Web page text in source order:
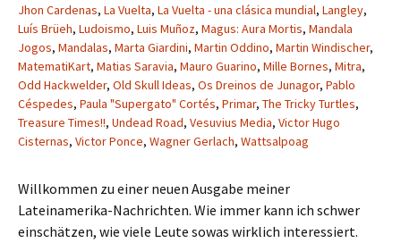
Jhon Cardenas, La Vuelta, La Vuelta - una clásica mundial, Langley,
Luís Brüeh, Ludoismo, Luis Muñoz, Magus: Aura Mortis, Mandala
Jogos, Mandalas, Marta Giardini, Martin Oddino, Martin Windischer,
MatematiKart, Matias Saravia, Mauro Guarino, Mille Bornes, Mitra,
Odd Hackwelder, Old Skull Ideas, Os Dreinos de Junagor, Pablo
Céspedes, Paula "Supergato" Cortés, Primar, The Tricky Turtles,
Treasure Times!!, Undead Road, Vesuvius Media, Victor Hugo
Cisternas, Victor Ponce, Wagner Gerlach, Wattsalpoag
Willkommen zu einer neuen Ausgabe meiner
Lateinamerika-Nachrichten. Wie immer kann ich schwer
einschätzen, wie viele Leute sowas wirklich interessiert.